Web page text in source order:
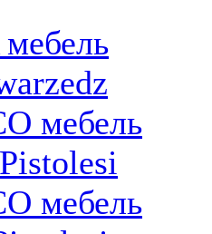
мебель
мебель